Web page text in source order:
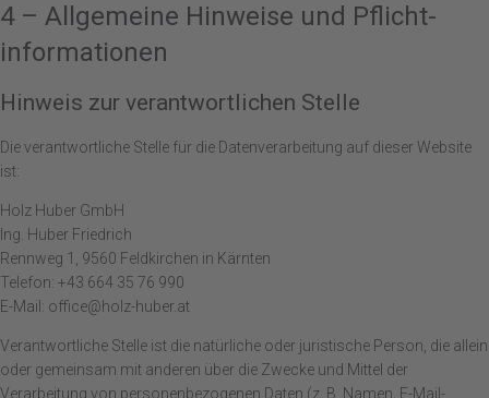
4 – Allgemeine Hinweise und Pflicht­
informationen
Hinweis zur verantwortlichen Stelle
Die verantwortliche Stelle für die Datenverarbeitung auf dieser Website
ist:
Holz Huber GmbH
Ing. Huber Friedrich
Rennweg 1, 9560 Feldkirchen in Kärnten
Telefon: +43 664 35 76 990
E-Mail: office@holz-huber.at
Verantwortliche Stelle ist die natürliche oder juristische Person, die allein
oder gemeinsam mit anderen über die Zwecke und Mittel der
Verarbeitung von personenbezogenen Daten (z. B. Namen, E-Mail-